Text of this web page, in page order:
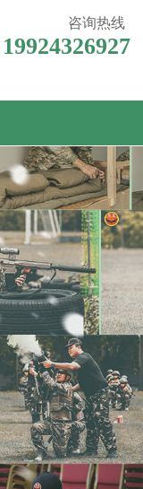
咨询热线
19924326927